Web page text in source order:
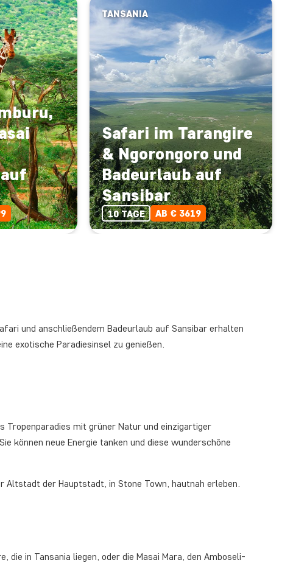
TANSANIA
Safari im Tarangire
& Ngorongoro und
Badeurlaub auf
Sansibar
10 TAGE AB € 3619
und anschließendem Badeurlaub auf Sansibar erhalten
exotische Paradiesinsel zu genießen.
Tropenparadies mit grüner Natur und einzigartiger
können neue Energie tanken und diese wunderschöne
Altstadt der Hauptstadt, in Stone Town, hautnah erleben.
die in Tansania liegen, oder die Masai Mara, den Amboseli-